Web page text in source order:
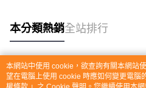
本分類熱銷全站排行
熱門標籤
本網站中使用 cookie，欲查詢有關本網站
望在電腦上使用 cookie 時應如何變更電腦